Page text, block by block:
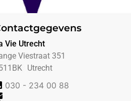
Vie Utrecht
Viestraat 351
Utrecht
030 - 234 00 88